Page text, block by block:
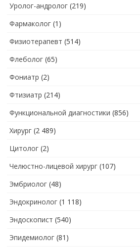
Уролог-андролог (219)
Фармаколог (1)
Физиотерапевт (514)
Флеболог (65)
Фониатр (2)
Фтизиатр (214)
Функциональной диагностики (856)
Хирург (2 489)
Цитолог (2)
Челюстно-лицевой хирург (107)
Эмбриолог (48)
Эндокринолог (1 118)
Эндоскопист (540)
Эпидемиолог (81)